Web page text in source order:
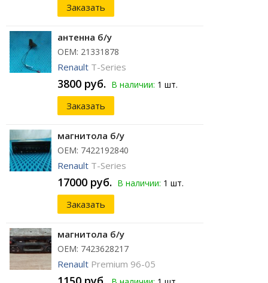
Заказать
антенна б/у
ОЕМ: 21331878
Renault T-Series
3800 руб. В наличии: 1 шт.
Заказать
магнитола б/у
ОЕМ: 7422192840
Renault T-Series
17000 руб. В наличии: 1 шт.
Заказать
магнитола б/у
ОЕМ: 7423628217
Renault Premium 96-05